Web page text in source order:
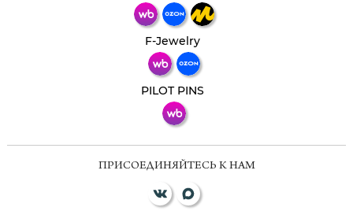
F-Jewelry
PILOT PINS
ПРИСОЕДИНЯЙТЕСЬ К НАМ